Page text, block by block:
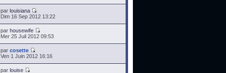
par louisiana
Dim 16 Sep 2012 13:22
par housewife
Mer 25 Juil 2012 09:53
par cosette
Ven 1 Juin 2012 16:16
par louise